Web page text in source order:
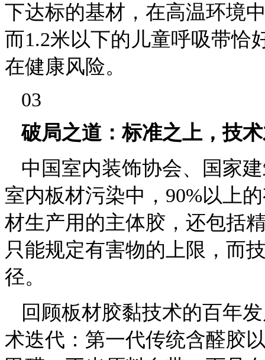
下达标的基材，在高温环境
而1.2米以下的儿童呼吸带恰
在健康风险。
03
破局之道：标准之上，技
中国室内装饰协会、国家
室内板材污染中，90%以上
材生产用的主体胶，还包括
只能规定有害物的上限，而
径。
回顾板材胶黏技术的百年
术迭代：第一代传统含醛胶